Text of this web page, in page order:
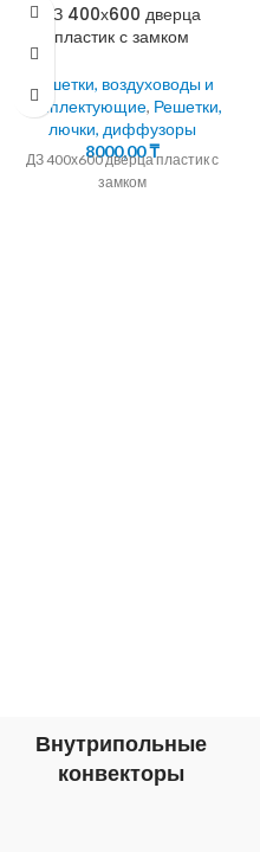
ДЗ 400х600 дверца
пластик с замком
Решетки, воздуховоды и
комплектующие, Решетки,
лючки, диффузоры
8000,00₸
ДЗ 400х600 дверца пластик с
замком
Внутрипольные
конвекторы